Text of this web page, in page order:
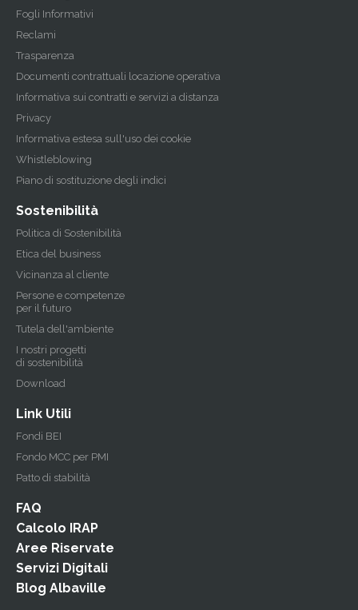
Fogli Informativi
Reclami
Trasparenza
Documenti contrattuali locazione operativa
Informativa sui contratti e servizi a distanza
Privacy
Informativa estesa sull'uso dei cookie
Whistleblowing
Piano di sostituzione degli indici
Sostenibilità
Politica di Sostenibilità
Etica del business
Vicinanza al cliente
Persone e competenze
per il futuro
Tutela dell'ambiente
I nostri progetti
di sostenibilità
Download
Link Utili
Fondi BEI
Fondo MCC per PMI
Patto di stabilità
FAQ
Calcolo IRAP
Aree Riservate
Servizi Digitali
Blog Albaville